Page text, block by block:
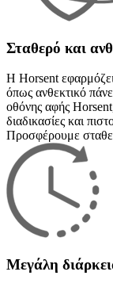
Σταθερό και
Η Horsent
όπως ανθεκτικό
οθόνης αφής
διαδικασίες και
Προσφέρουμε
Μεγάλη